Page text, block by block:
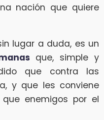
nación que quiere
lugar a duda, es un
que, simple y
que contra las
y que les conviene
enemigos por el